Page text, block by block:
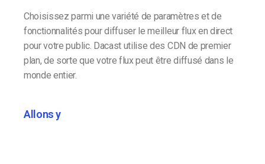
Choisissez parmi une variété de paramètres et de
fonctionnalités pour diffuser le meilleur flux en direct
pour votre public. Dacast utilise des CDN de premier
plan, de sorte que votre flux peut être diffusé dans le
monde entier.
Allons y